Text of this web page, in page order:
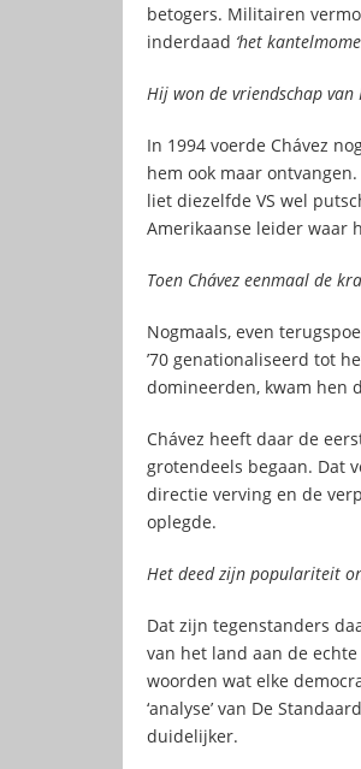
betogers. Militairen
inderdaad ‘het
Hij won de vriendschap van
In 1994 voerde Chávez
hem ook maar
liet diezelfde VS wel
Amerikaanse leider waar
Toen Chávez eenmaal de
Nogmaals, even
’70 genationaliseerd tot
domineerden, kwam hen
Chávez heeft daar de
grotendeels begaan. Dat
directie verving en de
oplegde.
Het deed zijn populariteit
Dat zijn tegenstanders
van het land aan de
woorden wat elke
‘analyse’ van De
duidelijker.